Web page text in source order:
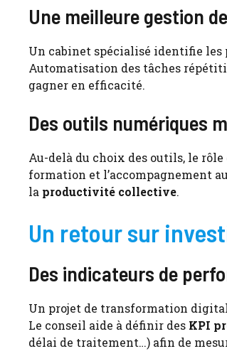
Une meilleure gestion
Un cabinet spécialisé identifie les
Automatisation des tâches
gagner en efficacité.
Des outils numériques
Au-delà du choix des outils, le
formation et l’accompagnement
la productivité collective.
Un retour sur
Des indicateurs de
Un projet de transformation
Le conseil aide à définir des KPI
délai de traitement…) afin de